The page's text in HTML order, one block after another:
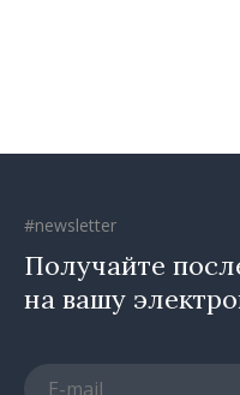
#newsletter
Получайте
на вашу